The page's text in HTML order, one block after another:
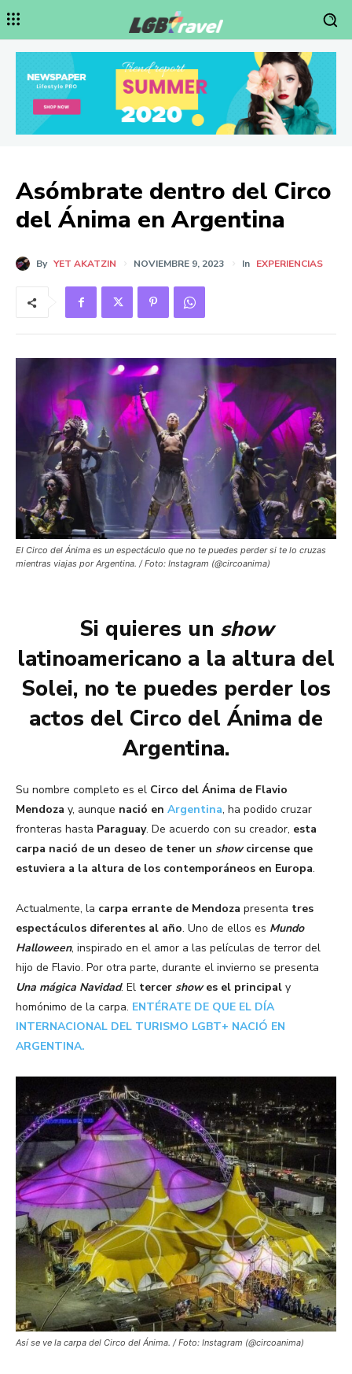
Asómbrate dentro del Circo
del Ánima en Argentina
By YET AKATZIN NOVIEMBRE 9, 2023 In EXPERIENCIAS
El Circo del Ánima es un espectáculo que no te puedes perder si te lo cruzas
mientras viajas por Argentina. / Foto: Instagram (@circoanima)
Si quieres un show
latinoamericano a la altura del
Solei, no te puedes perder los
actos del Circo del Ánima de
Argentina.
Su nombre completo es el Circo del Ánima de Flavio
Mendoza y, aunque nació en Argentina, ha podido cruzar
fronteras hasta Paraguay. De acuerdo con su creador, esta
carpa nació de un deseo de tener un showcircense que
estuviera a la altura de los contemporáneos en Europa.
Actualmente, la carpa errante de Mendoza presenta tres
espectáculos diferentes al año. Uno de ellos es Mundo
Halloween, inspirado en el amor a las películas de terror del
hijo de Flavio. Por otra parte, durante el invierno se presenta
Una mágica Navidad. El tercer showes el principal y
homónimo de la carpa. ENTÉRATE DE QUE EL DÍA
INTERNACIONAL DEL TURISMO LGBT+ NACIÓ EN
ARGENTINA.
Así se ve la carpa del Circo del Ánima. / Foto: Instagram (@circoanima)